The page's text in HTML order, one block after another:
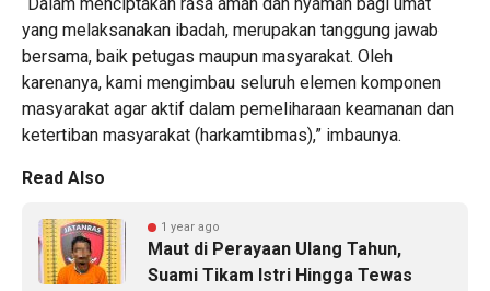
yang melaksanakan ibadah, merupakan tanggung jawab
bersama, baik petugas maupun masyarakat. Oleh
karenanya, kami mengimbau seluruh elemen komponen
masyarakat agar aktif dalam pemeliharaan keamanan dan
ketertiban masyarakat (harkamtibmas),” imbaunya.
Read Also
1 year ago
Maut di Perayaan Ulang Tahun,
Suami Tikam Istri Hingga Tewas